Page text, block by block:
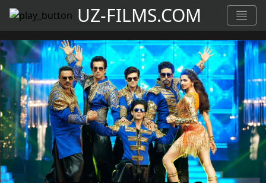
UZ-FILMS.COM